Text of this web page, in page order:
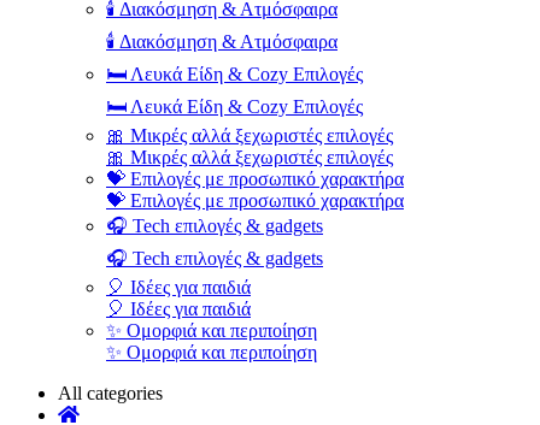
🕯️ Διακόσμηση & Ατμόσφαιρα
🕯️ Διακόσμηση & Ατμόσφαιρα
🛏️ Λευκά Είδη & Cozy Επιλογές
🛏️ Λευκά Είδη & Cozy Επιλογές
🎀 Μικρές αλλά ξεχωριστές επιλογές
🎀 Μικρές αλλά ξεχωριστές επιλογές
💝 Επιλογές με προσωπικό χαρακτήρα
💝 Επιλογές με προσωπικό χαρακτήρα
🎧 Tech επιλογές & gadgets
🎧 Tech επιλογές & gadgets
🎈 Ιδέες για παιδιά
🎈 Ιδέες για παιδιά
✨ Ομορφιά και περιποίηση
✨ Ομορφιά και περιποίηση
All categories